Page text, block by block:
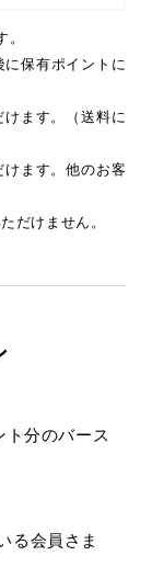
保有ポイントに
ます。（送料に
ます。他のお客
だけません。
ト分のバース
る会員さま